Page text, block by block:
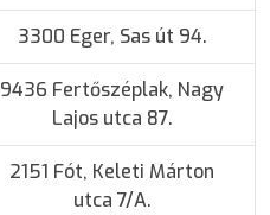
3300 Eger, Sas út 94.
9436 Fertőszéplak, Nagy
Lajos utca 87.
2151 Fót, Keleti Márton
utca 7/A.